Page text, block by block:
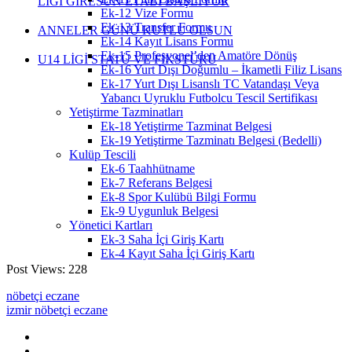
ANNELER GÜNÜ KUTLU OLSUN
U14 LİGİ STATÜ VE FİKSTÜRÜ
Ek-12 Vize Formu
Ek-13 Transfer Formu
Ek-14 Kayıt Lisans Formu
Ek-15 Profesyonel’den Amatöre Dönüş
Ek-16 Yurt Dışı Doğumlu – İkametli Filiz Lisans
Ek-17 Yurt Dışı Lisanslı TC Vatandaşı Veya
Yabancı Uyruklu Futbolcu Tescil Sertifikası
Yetiştirme Tazminatları
Ek-18 Yetiştirme Tazminat Belgesi
Ek-19 Yetiştirme Tazminatı Belgesi (Bedelli)
Kulüp Tescili
Ek-6 Taahhütname
Ek-7 Referans Belgesi
Ek-8 Spor Kulübü Bilgi Formu
Ek-9 Uygunluk Belgesi
Yönetici Kartları
Ek-3 Saha İçi Giriş Kartı
Ek-4 Kayıt Saha İçi Giriş Kartı
Post Views: 228
nöbetçi eczane
izmir nöbetçi eczane